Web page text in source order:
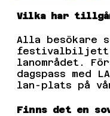
Vilka har
Alla besökare
lanområdet.
dagspass med
lan-plats på
Finns det en